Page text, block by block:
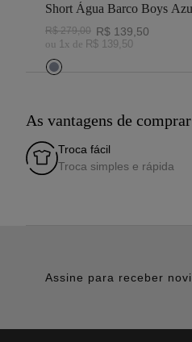
Short Água Barco Boys
Marinho e Branco
R$ 279,00 R$ 139 50
ou 1x de R$ 139, 50
As vantagens de
Troca fácil
Troca simples e rápida
Assine para receber